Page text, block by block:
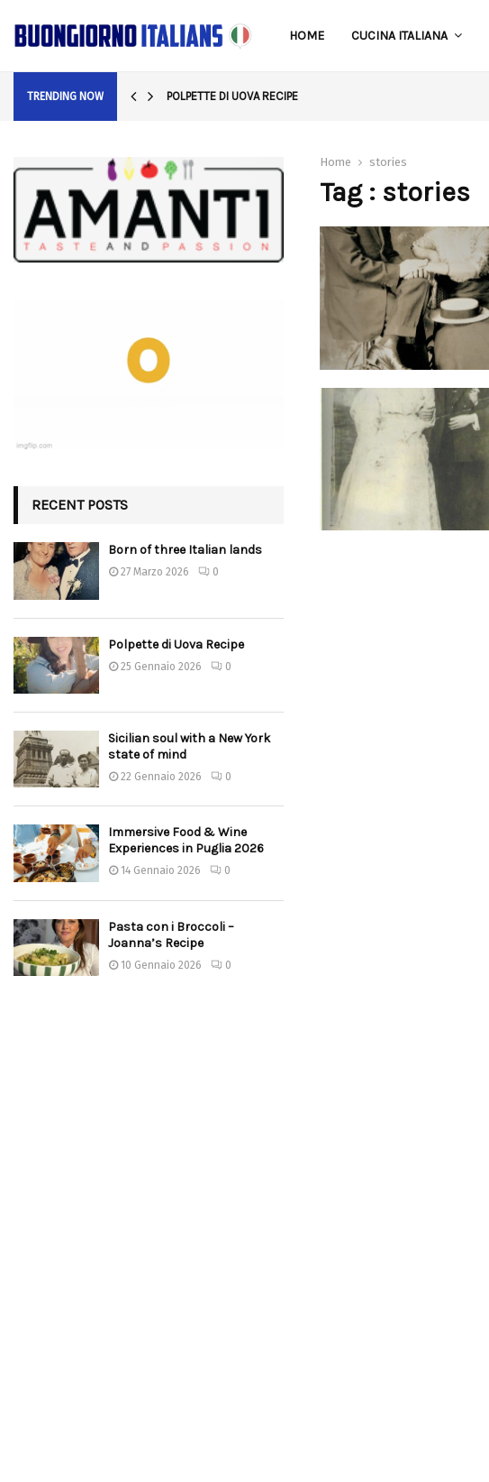
HOME CUCINA ITALIANA
TRENDING NOW POLPETTE DI UOVA RECIPE
Home stories
Tag : stories
RECENT POSTS
Born of three Italian lands
27 Marzo 2026 0
Polpette di Uova Recipe
25 Gennaio 2026 0
Sicilian soul with a New York
state of mind
22 Gennaio 2026 0
Immersive Food & Wine
Experiences in Puglia 2026
14 Gennaio 2026 0
Pasta con i Broccoli –
Joanna’s Recipe
10 Gennaio 2026 0